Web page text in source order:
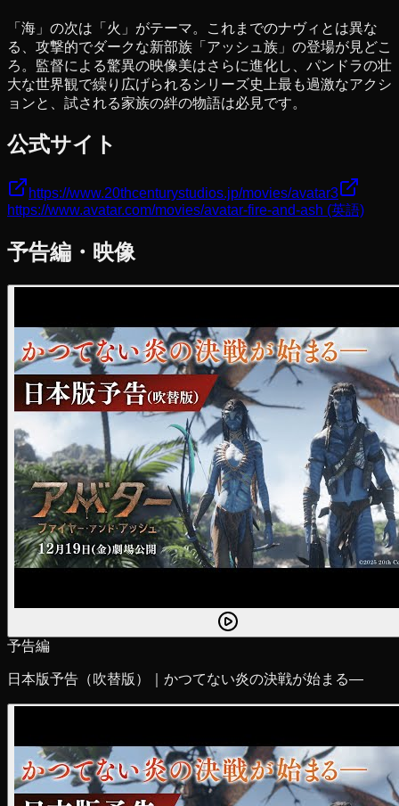
「海」の次は「火」がテーマ。これまでのナヴィとは異な
る、攻撃的でダークな新部族「アッシュ族」の登場が見どこ
ろ。監督による驚異の映像美はさらに進化し、パンドラの壮
大な世界観で繰り広げられるシリーズ史上最も過激なアクシ
ョンと、試される家族の絆の物語は必見です。
公式サイト
https://www.20thcenturystudios.jp/movies/avatar3
https://www.avatar.com/movies/avatar-fire-and-ash (英語)
予告編・映像
予告編
日本版予告（吹替版）｜かつてない炎の決戦が始まる―